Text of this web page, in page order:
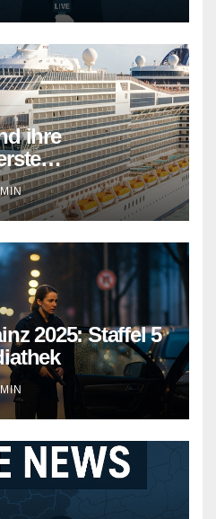
ihre
gehen neue
2025: Staffel 5